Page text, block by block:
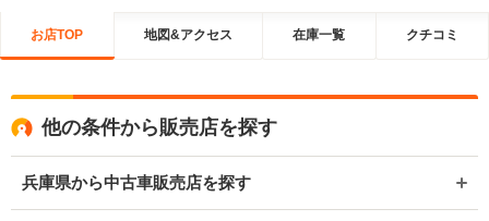
お店TOP 地図&アクセス 在庫一覧 クチコミ
他の条件から販売店を探す
兵庫県から中古車販売店を探す